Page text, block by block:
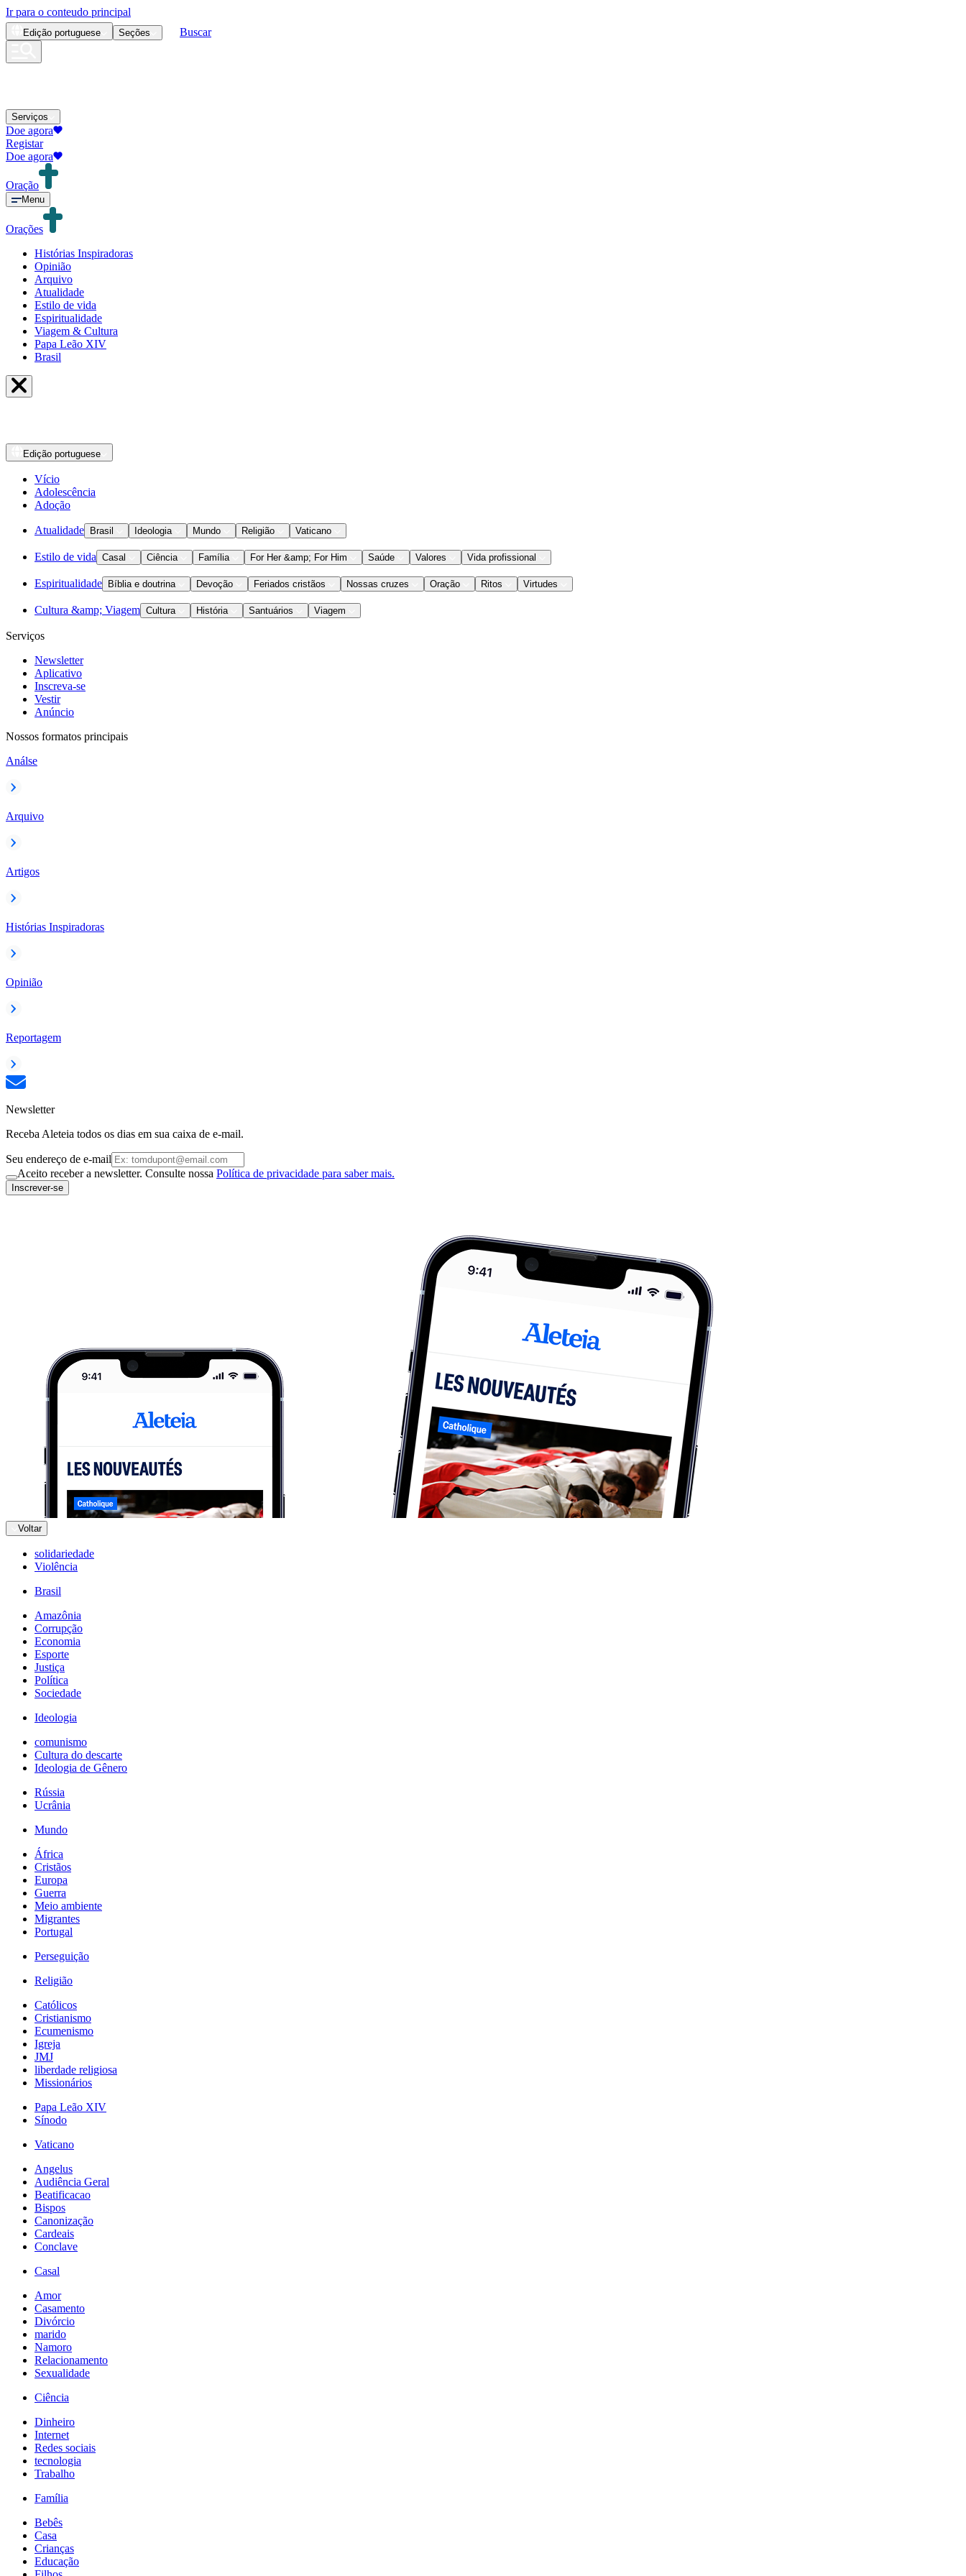
Ir para o conteudo principal
Edição portuguese Seções Buscar
Serviços
Doe agora
Registar
Doe agora
Oração
Menu
Orações
Histórias Inspiradoras
Opinião
Arquivo
Atualidade
Estilo de vida
Espiritualidade
Viagem & Cultura
Papa Leão XIV
Brasil
Edição portuguese
Vício
Adolescência
Adoção
Atualidade Brasil Ideologia Mundo Religião Vaticano
Estilo de vida Casal Ciência Família For Her &amp; For Him Saúde Valores Vida profissional
Espiritualidade Bíblia e doutrina Devoção Feriados cristãos Nossas cruzes Oração Ritos Virtudes
Cultura &amp; Viagem Cultura História Santuários Viagem
Serviços
Newsletter
Aplicativo
Inscreva-se
Vestir
Anúncio
Nossos formatos principais
Análse
Arquivo
Artigos
Histórias Inspiradoras
Opinião
Reportagem
Newsletter
Receba Aleteia todos os dias em sua caixa de e-mail.
Seu endereço de e-mail
Aceito receber a newsletter. Consulte nossa Política de privacidade para saber mais.
Inscrever-se
Voltar
solidariedade
Violência
Brasil
Amazônia
Corrupção
Economia
Esporte
Justiça
Política
Sociedade
Ideologia
comunismo
Cultura do descarte
Ideologia de Gênero
Rússia
Ucrânia
Mundo
África
Cristãos
Europa
Guerra
Meio ambiente
Migrantes
Portugal
Perseguição
Religião
Católicos
Cristianismo
Ecumenismo
Igreja
JMJ
liberdade religiosa
Missionários
Papa Leão XIV
Sínodo
Vaticano
Angelus
Audiência Geral
Beatificacao
Bispos
Canonização
Cardeais
Conclave
Casal
Amor
Casamento
Divórcio
marido
Namoro
Relacionamento
Sexualidade
Ciência
Dinheiro
Internet
Redes sociais
tecnologia
Trabalho
Família
Bebês
Casa
Crianças
Educação